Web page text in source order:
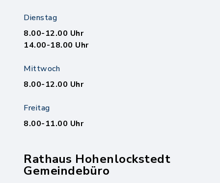
Dienstag
8.00-12.00 Uhr
14.00-18.00 Uhr
Mittwoch
8.00-12.00 Uhr
Freitag
8.00-11.00 Uhr
Rathaus Hohenlockstedt
Gemeindebüro